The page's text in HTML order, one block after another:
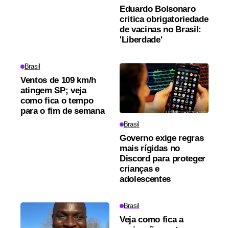
Eduardo Bolsonaro
critica obrigatoriedade
de vacinas no Brasil:
'Liberdade'
Brasil
Ventos de 109 km/h
atingem SP; veja
como fica o tempo
para o fim de semana
Brasil
Governo exige regras
mais rígidas no
Discord para proteger
crianças e
adolescentes
Brasil
Veja como fica a